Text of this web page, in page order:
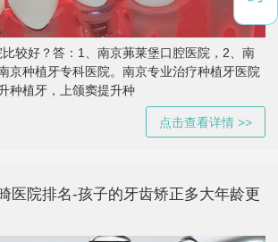
较好？答：1、南京茀莱堡口腔医院，2、南
京种植牙专科医院。南京专业治疗种植牙医院
种植牙，上颌窦提升种
点击查看详情 >>
医院排名-孩子的牙齿矫正多大年龄更